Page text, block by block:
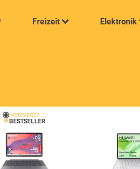
Freizeit Elektronik
BESTSELLER